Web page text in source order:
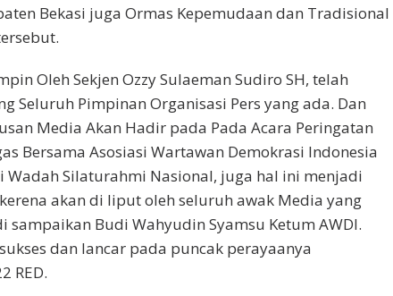
Bekasi juga Ormas Kepemudaan dan Tradisional
Oleh Sekjen Ozzy Sulaeman Sudiro SH, telah
Seluruh Pimpinan Organisasi Pers yang ada. Dan
Media Akan Hadir pada Pada Acara Peringatan
Bersama Asosiasi Wartawan Demokrasi Indonesia
Wadah Silaturahmi Nasional, juga hal ini menjadi
akan di liput oleh seluruh awak Media yang
Budi Wahyudin Syamsu Ketum AWDI.
dan lancar pada puncak perayaanya
RED.